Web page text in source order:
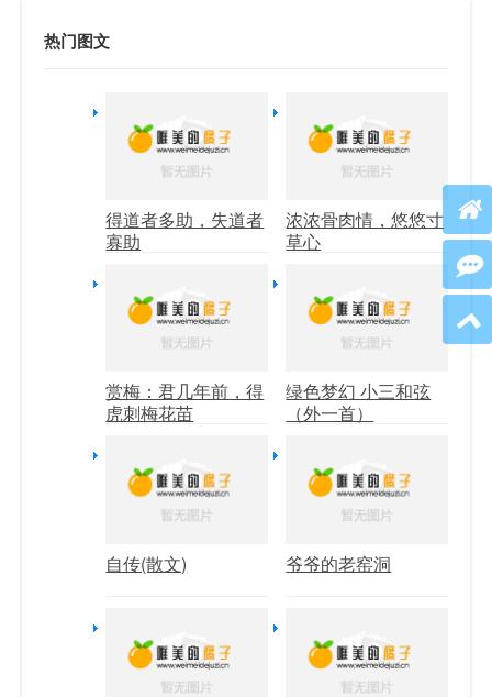
热门图文
得道者多助，失道者
寡助
浓浓骨肉情，悠悠寸
草心
赏梅：君几年前，得
虎刺梅花苗
绿色梦幻 小三和弦
（外一首）
自传(散文) 爷爷的老窑洞